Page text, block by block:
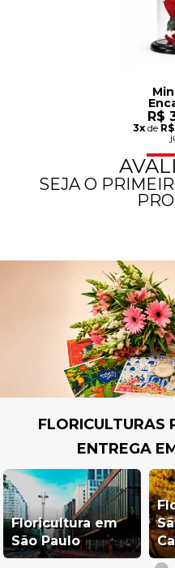
Urso
R$
3xde
SEJA O
FLORICULTURAS
ENTREGA
Floricultura em
São Paulo